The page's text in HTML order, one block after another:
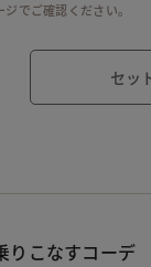
でご確認ください。
セッ
りこなすコーデ